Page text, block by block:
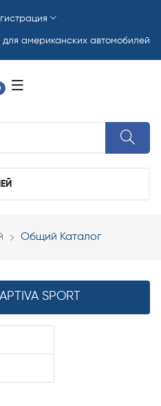
для американских автомобилей
Общий Каталог
SPORT